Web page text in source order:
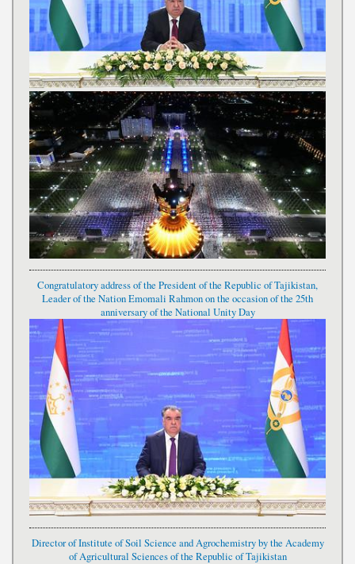
Congratulatory address of the President of the Republic of Tajikistan,
Leader of the Nation Emomali Rahmon on the occasion of the 25th
anniversary of the National Unity Day
Director of Institute of Soil Science and Agrochemistry by the Academy
of Agricultural Sciences of the Republic of Tajikistan